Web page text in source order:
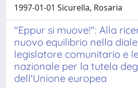
1997-01-01 Sicurella, Rosaria
"Eppur si muove!": Alla
nuovo equilibrio nella
legislatore comunitario e
nazionale per la tutela
dell'Unione europea